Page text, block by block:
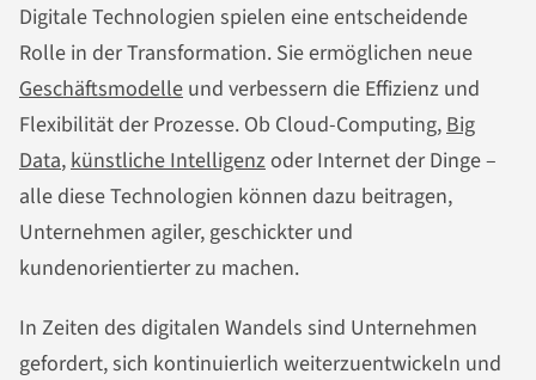
Digitale Technologien spielen eine entscheidende
Rolle in der Transformation. Sie ermöglichen neue
Geschäftsmodelle und verbessern die Effizienz und
Flexibilität der Prozesse. Ob Cloud-Computing, Big
Data, künstliche Intelligenzoder Internet der Dinge –
alle diese Technologien können dazu beitragen,
Unternehmen agiler, geschickter und
kundenorientierter zu machen.
In Zeiten des digitalen Wandels sind Unternehmen
gefordert, sich kontinuierlich weiterzuentwickeln und